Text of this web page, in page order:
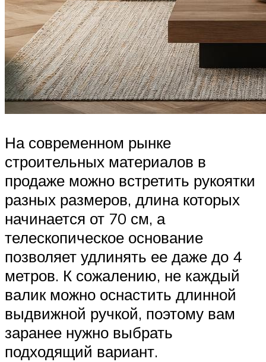
На современном рынке
строительных материалов в
продаже можно встретить рукоятки
разных размеров, длина которых
начинается от 70 см, а
телескопическое основание
позволяет удлинять ее даже до 4
метров. К сожалению, не каждый
валик можно оснастить длинной
выдвижной ручкой, поэтому вам
заранее нужно выбрать
подходящий вариант.